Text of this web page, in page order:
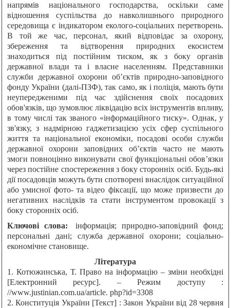
напрямів національного господарства, оскільки саме
відношення суспільства до навколишнього природного
середовища є індикатором еколого-соціальних перетворень.
В той же час, персонал, який відповідає за охорону,
збереження та відтворення природних екосистем
знаходиться під постійним тиском, як з боку органів
державної влади та і власне населенням. Представники
служби державної охорони об’єктів природно-заповідного
фонду України (далі-ПЗФ), так само, як і поліція, мають бути
неупередженими під час здійснення своїх посадових
обов'язків, що зумовлює ліквідацію всіх інструментів впливу,
в тому числі так званого «інформаційного тиску». Однак, у
зв'язку, з надмірною гаджетизацією усіх сфер суспільного
життя та національної економіки, посадові особи служби
державної охорони заповідних об’єктів часто не мають
змоги повноцінно виконувати свої функціональні обов’язки
через постійне спостереження з боку сторонніх осіб. Будь-які
дії посадовців можуть бути спотворені внаслідок ситуаційної
або умисної фото- та відео фіксації, що може призвести до
негативних наслідків та стати інструментом провокації з
боку сторонніх осіб.
Ключові слова:
інформація; природно-заповідний фонд;
персональні дані; служба державної охорони; соціально-
економічне становище.
Література
1. Котюжинська, Т. Право на інформацію – зміни необхідні
[Електронний ресурс]. – Режим доступу :
//www.justinian.com.ua/article. php?id=3308
2. Конституція України [Текст] : Закон України від 28 червня